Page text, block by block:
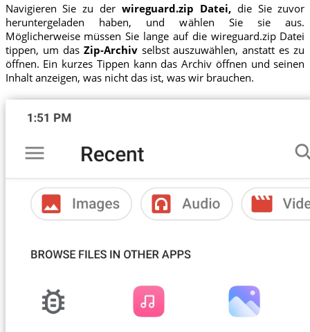
Navigieren Sie zu der wireguard.zip Datei,die Sie zuvor
heruntergeladen haben, und wählen Sie sie aus.
Möglicherweise müssen Sie lange auf die wireguard.zip Datei
tippen, um das Zip-Archivselbst auszuwählen, anstatt es zu
öffnen. Ein kurzes Tippen kann das Archiv öffnen und seinen
Inhalt anzeigen, was nicht das ist, was wir brauchen.